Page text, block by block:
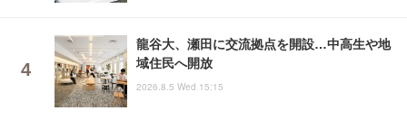
龍谷大、瀬田に交流拠点を開設…中高生や地
域住民へ開放
2026.8.5 Wed 15:15